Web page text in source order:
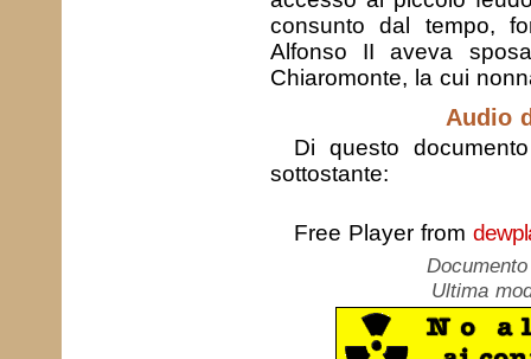
consunto dal tempo,
Alfonso II aveva
Chiaromonte, la cui
Audio
Di questo
sottostante:
Free Player from
Ultima